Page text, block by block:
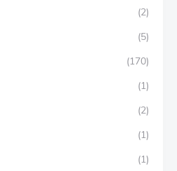
(2)
(5)
(170)
(1)
(2)
(1)
(1)